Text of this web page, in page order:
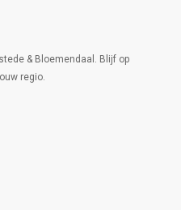
& Bloemendaal. Blijf op
regio.